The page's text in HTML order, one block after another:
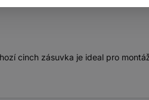
cinch zásuvka je ideal pro